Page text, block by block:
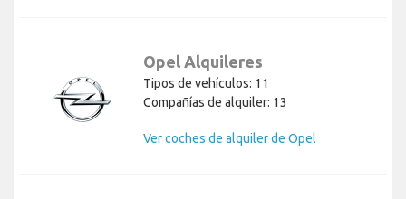
Opel Alquileres
Tipos de vehículos: 11
Compañías de alquiler: 13
Ver coches de alquiler de Opel